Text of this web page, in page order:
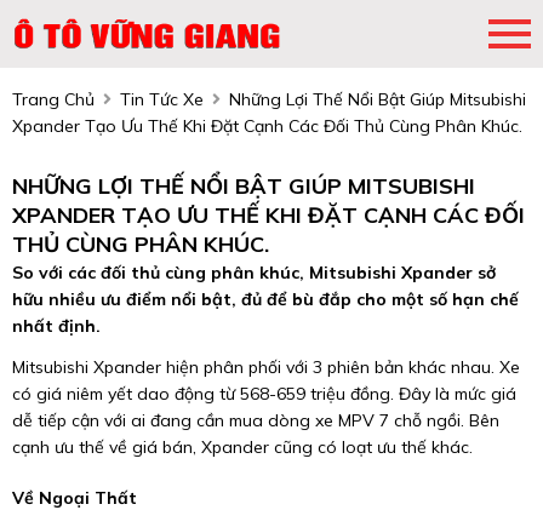
Trang Chủ Tin Tức Xe
Những Lợi Thế Nổi Bật Giúp Mitsubishi
Xpander Tạo Ưu Thế Khi Đặt Cạnh Các Đối Thủ Cùng Phân Khúc.
NHỮNG LỢI THẾ NỔI BẬT GIÚP MITSUBISHI
XPANDER TẠO ƯU THẾ KHI ĐẶT CẠNH CÁC ĐỐI
THỦ CÙNG PHÂN KHÚC.
So với các đối thủ cùng phân khúc, Mitsubishi Xpander sở
hữu nhiều ưu điểm nổi bật, đủ để bù đắp cho một số hạn chế
nhất định.
Mitsubishi Xpander hiện phân phối với 3 phiên bản khác nhau. Xe
có giá niêm yết dao động từ 568-659 triệu đồng. Đây là mức giá
dễ tiếp cận với ai đang cần mua dòng xe MPV 7 chỗ ngồi. Bên
cạnh ưu thế về giá bán, Xpander cũng có loạt ưu thế khác.
Về Ngoại Thất